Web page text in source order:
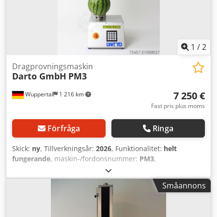
identifiera och beskriva produkterna. Avvikelser från
tekniska data samt eventuella fel i beskrivningen av
produkten kan förekomma och reserveras. Credpfx Aioznh
1 /2
Wuppertal 1 216 km
Dragprovningsmaskin
Darto GmbH PM3
7 250 €
Fast pris plus moms
Förfråga Ringa
Skick: ny, Tillverkningsår: 2026, Funktionalitet: helt
fungerande, maskin-/fordonsnummer: PM3,
Universalprovningsmaskin PM3 (2026) Kraft: 3 kN
Tvärbanans slaglängd: 520 mm Arbetsdjup: 66 mm
Totalhöjd: 1036 mm Vikt: ca 40 kg Vägenupplösning: 0,01
mm Provningshastighet: 1–500 mm/min Returhastighet:
Småannons